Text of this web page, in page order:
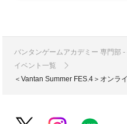
バンタンゲームアカデミー 専門部
イベント一覧
＜Vantan Summer FES.4＞オンラ